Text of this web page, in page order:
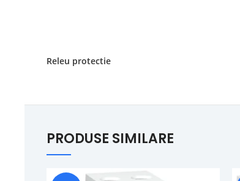
Releu protectie
PRODUSE SIMILARE